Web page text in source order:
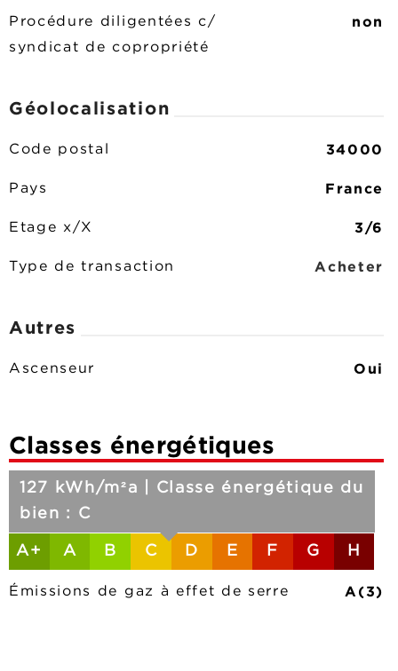
Procédure diligentées c/
syndicat de copropriété
non
Géolocalisation
Code postal 34000
Pays France
Etage x/X 3/6
Type de transaction Acheter
Autres
Ascenseur Oui
Classes énergétiques
A+ A B
127 kWh/m²a | Classe énergétique du
bien : C
C D E F G H
Émissions de gaz à effet de serre A(3)